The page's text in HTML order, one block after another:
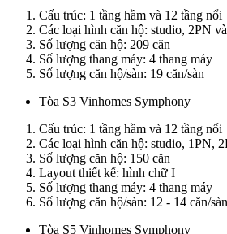
Cấu trúc: 1 tầng hầm và 12 tầng nổi
Các loại hình căn hộ: studio, 2PN
Số lượng căn hộ: 209 căn
Số lượng thang máy: 4 thang máy
Số lượng căn hộ/sàn: 19 căn/sàn
Tòa S3 Vinhomes Symphony
Cấu trúc: 1 tầng hầm và 12 tầng nổi
Các loại hình căn hộ: studio, 1PN,
Số lượng căn hộ: 150 căn
Layout thiết kế: hình chữ I
Số lượng thang máy: 4 thang máy
Số lượng căn hộ/sàn: 12 - 14 căn/sàn
Tòa S5 Vinhomes Symphony